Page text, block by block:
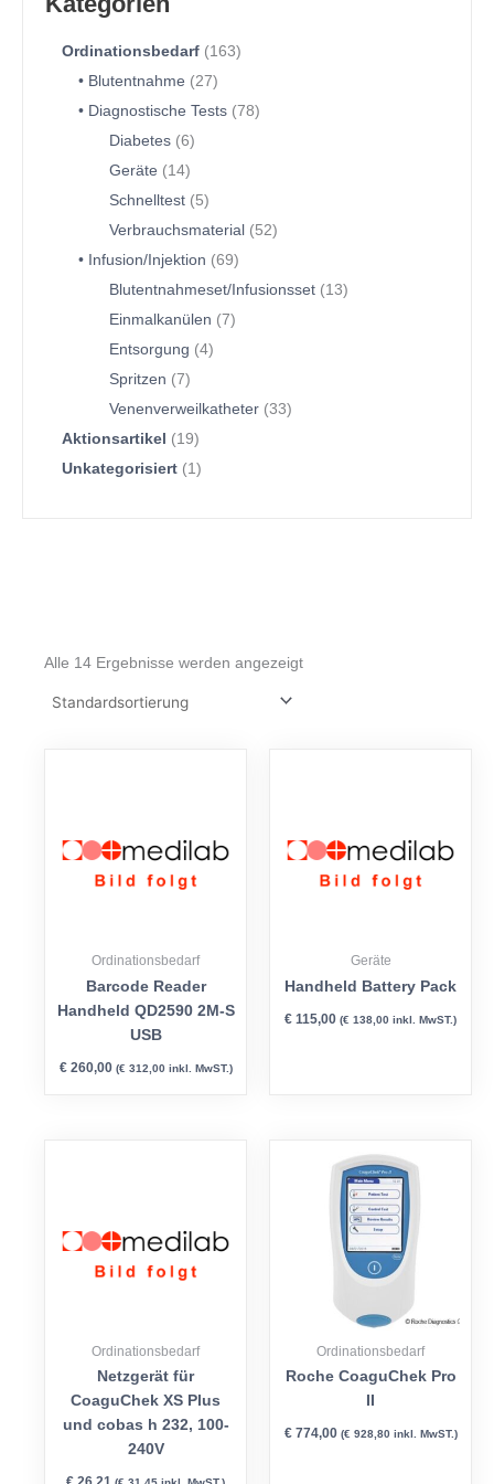
Ordinationsbedarf 163
Blutentnahme 27
Diagnostische Tests 78
Diabetes 6
Geräte 14
Schnelltest 5
Verbrauchsmaterial 52
Infusion/Injektion 69
Blutentnahmeset/Infusionsset 13
Einmalkanülen 7
Entsorgung 4
Spritzen 7
Venenverweilkatheter 33
Aktionsartikel 19
Unkategorisiert 1
Alle 14 Ergebnisse werden angezeigt
Ordinationsbedarf
Barcode Reader
Handheld QD2590 2M-S
USB
€260,00 (€ 312,00 inkl. MwST.)
Geräte
Handheld Battery Pack
€ 115,00 (€ 138,00 inkl. MwST.)
Ordinationsbedarf
Netzgerät für
CoaguChek XS Plus
und cobas h 232, 100-
240V
Ordinationsbedarf
Roche CoaguChek Pro
€774,00 (€ 928,80 inkl. MwST.)